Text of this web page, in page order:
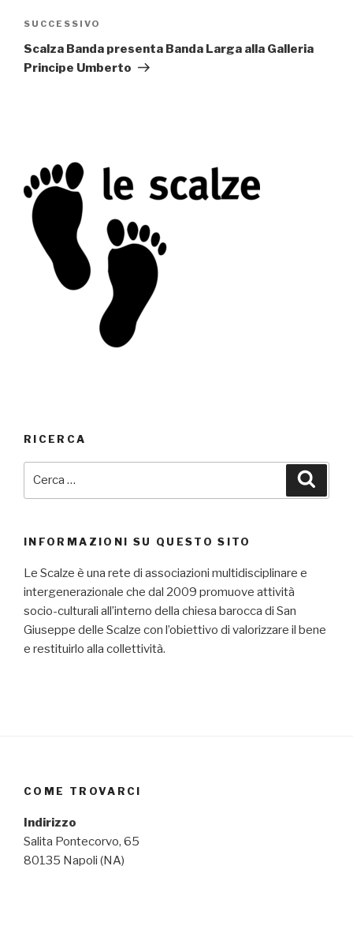
Articolo
successivo
SUCCESSIVO
Scalza Banda presenta Banda Larga alla Galleria
Principe Umberto
RICERCA
INFORMAZIONI SU QUESTO SITO
Le Scalze è una rete di associazioni multidisciplinare e
intergenerazionale che dal 2009 promuove attività
socio-culturali all’interno della chiesa barocca di San
Giuseppe delle Scalze con l’obiettivo di valorizzare il bene
e restituirlo alla collettività.
COME TROVARCI
Indirizzo
Salita Pontecorvo, 65
80135 Napoli (NA)